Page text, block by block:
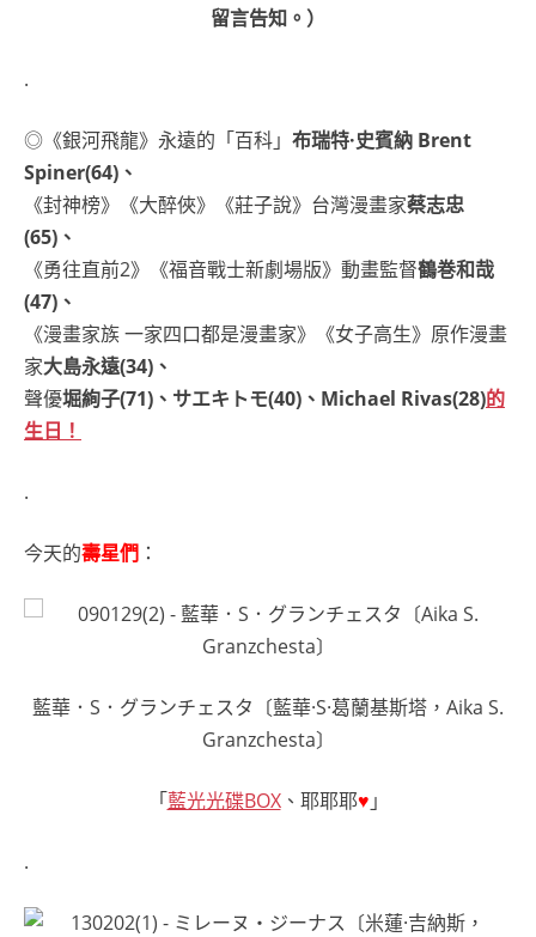
留言告知。）
.
◎《銀河飛龍》永遠的「百科」 布瑞特·史賓納 Brent
Spiner(64)、
《封神榜》《大醉俠》《莊子說》台灣漫畫家蔡志忠
(65)、
《勇往直前2》《福音戰士新劇場版》動畫監督鶴巻和哉
(47)、
《漫畫家族 一家四口都是漫畫家》《女子高生》原作漫畫
家大島永遠(34)、
聲優堀絢子(71)、サエキトモ(40)、Michael Rivas(28)的
生日！
.
今天的壽星們 ：
藍華．S．グランチェスタ〔藍華·S·葛蘭基斯塔，Aika S.
Granzchesta〕
「藍光光碟BOX、耶耶耶♥ 」
.